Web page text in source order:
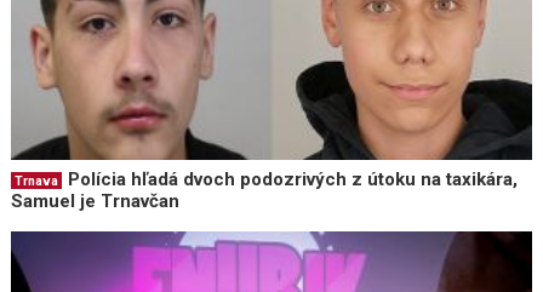
Trnava
Polícia hľadá dvoch podozrivých z útoku na taxikára,
Samuel je Trnavčan